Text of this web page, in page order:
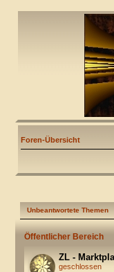
Foren-Übersicht
Unbeantwortete Themen
Öffentlicher Bereich
ZL -
geschlossen